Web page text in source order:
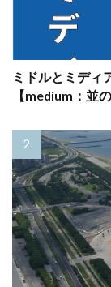
ミドルとミディ
【medium：並の